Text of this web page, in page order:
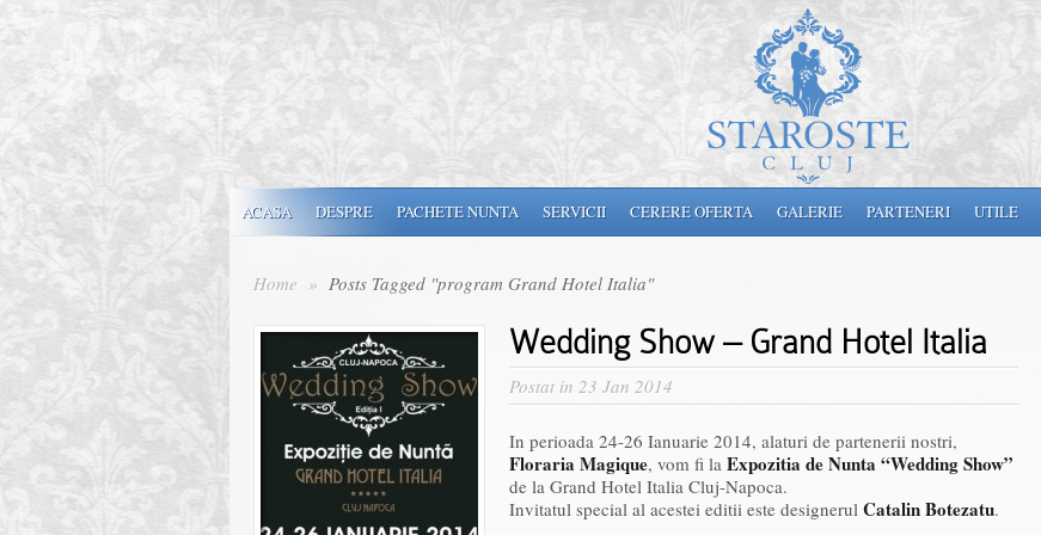
ACASA DESPRE PACHETE NUNTA SERVICII CERERE OFERTA GALERIE PARTENERI UTILE
Home » Posts Tagged "program Grand Hotel Italia"
Wedding Show – Grand Hotel Italia
Postat in 23 Jan 2014
In perioada 24-26 Ianuarie 2014, alaturi de partenerii nostri,
Floraria Magique, vom fi la Expozitia de Nunta “Wedding Show”
de la Grand Hotel Italia Cluj-Napoca.
Invitatul special al acestei editii este designerul Catalin Botezatu.